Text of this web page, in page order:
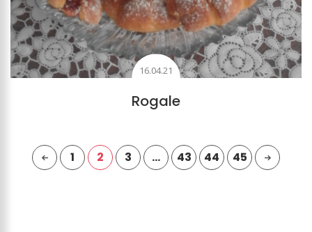
16.04.21
Rogale
1 2 3 … 43 44 45